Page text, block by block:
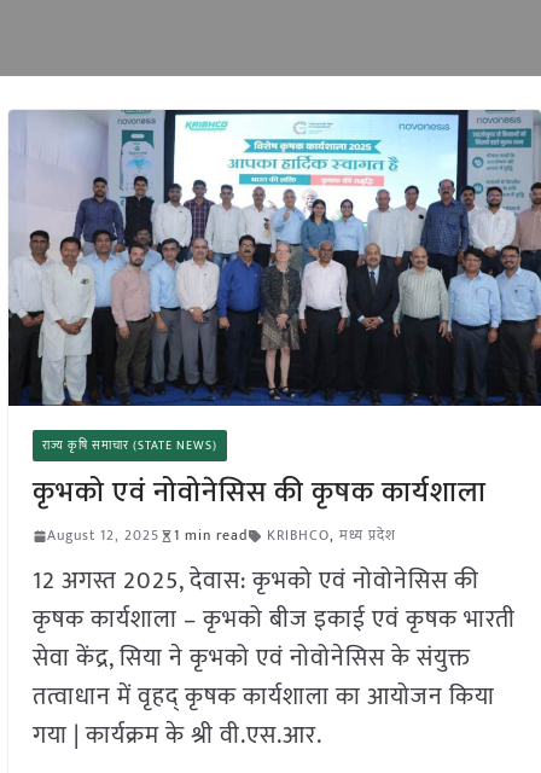
राज्य कृषि समाचार (STATE NEWS)
कृभको एवं नोवोनेसिस की कृषक कार्यशाला
August 12, 2025 1 min read KRIBHCO, मध्य प्रदेश
12 अगस्त 2025, देवास: कृभको एवं नोवोनेसिस की
कृषक कार्यशाला – कृभको बीज इकाई एवं कृषक भारती
सेवा केंद्र, सिया ने कृभको एवं नोवोनेसिस के संयुक्त
तत्वाधान में वृहद् कृषक कार्यशाला का आयोजन किया
गया | कार्यक्रम के श्री वी.एस.आर.